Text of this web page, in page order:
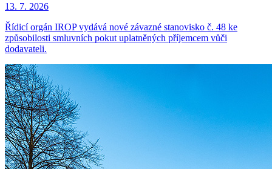
13. 7. 2026
Řídicí orgán IROP vydává nové závazné stanovisko č. 48 ke
způsobilosti smluvních pokut uplatněných příjemcem vůči
dodavateli.